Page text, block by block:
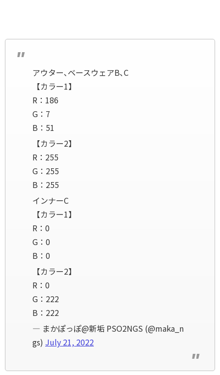
アウター､ベースウェアB､C
【カラー1】
R：186
G：7
B：51
【カラー2】
R：255
G：255
B：255
インナーC
【カラー1】
R：0
G：0
B：0
【カラー2】
R：0
G：222
B：222
— まかぽっぽ@新垢 PSO2NGS (@maka_n
gs) July 21, 2022